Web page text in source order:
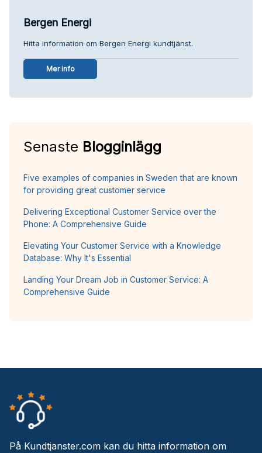
Bergen Energi
Hitta information om Bergen Energi kundtjänst.
Mer info
Senaste Blogginlägg
Five examples of companies in Sweden that are known
for providing great customer service
Delivering Exceptional Customer Service over the
Phone: A Comprehensive Guide
Elevating Your Customer Service with a Knowledge
Database: Why It's Essential
Landing Your Dream Job in Customer Service: A
Comprehensive Guide
På Kundtjanster.com kan du hitta information om